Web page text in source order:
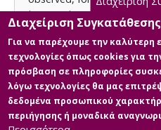
temperature.
Licence
Items in Apothesis are
rights reserved, unless
Διαχείριση
Για να παρέχουμε την καλύτερη
τεχνολογίες όπως cookies για
πρόσβαση σε πληροφορίες
λόγω τεχνολογίες θα μας
δεδομένα προσωπικού
περιήγησης ή μοναδικά